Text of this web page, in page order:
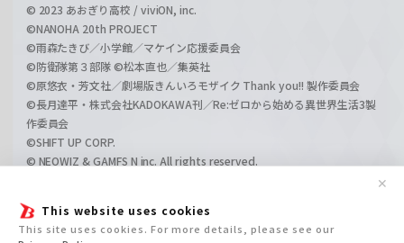
This website uses cookies
This site uses cookies. For more details, please see our
✕
© 2023 あおぎり高校 / viviON, inc.
©NANOHA 20th PROJECT
©雨森たきび／小学館／マケイン応援委員会
©防衛隊第３部隊 ©松本直也／集英社
©原悠衣・芳文社／劇場版きんいろモザイク Thank you!! 製作委員会
©長月達平・株式会社KADOKAWA刊／Re:ゼロから始める異世界生活3製
作委員会
©SHIFT UP CORP.
© NEOWIZ & GAMFS N inc. All rights reserved.
©GIRLS und PANZER Film Projekt
©GIRLS und PANZER Finale Projekt